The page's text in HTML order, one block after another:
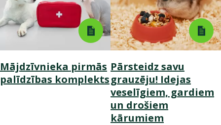
Mājdzīvnieka pirmās
palīdzības komplekts
Pārsteidz savu
grauzēju! Idejas
veselīgiem, gardiem
un drošiem
kārumiem